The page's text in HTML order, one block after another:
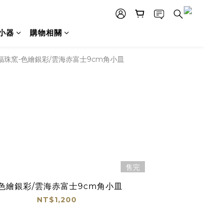
器 購物相關
售完
繪銀彩/雲海赤富士9cm角小皿
NT$1,200